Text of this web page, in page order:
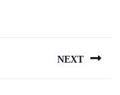
NEXT